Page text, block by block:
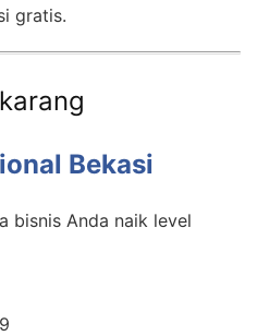
gratis.
Bekasi
bisnis Anda naik level